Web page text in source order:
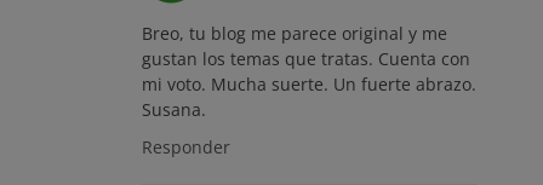
Breo, tu blog me parece original y me
gustan los temas que tratas. Cuenta con
mi voto. Mucha suerte. Un fuerte abrazo.
Susana.
Responder